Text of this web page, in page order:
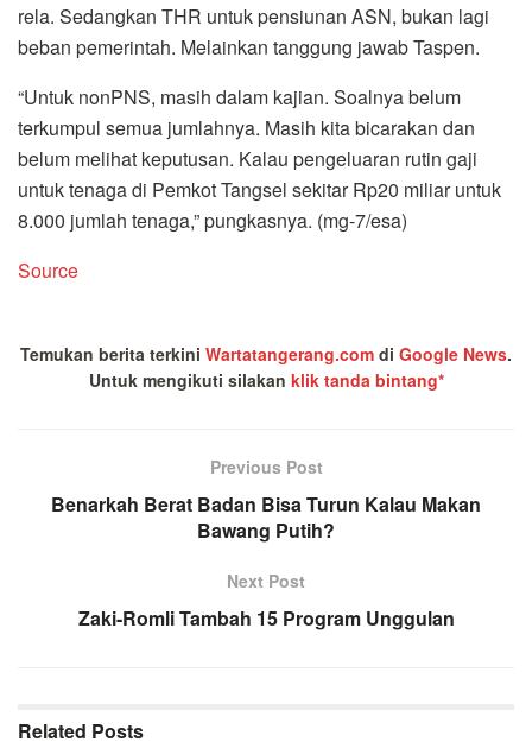
rela. Sedangkan THR untuk pensiunan ASN, bukan lagi
beban pemerintah. Melainkan tanggung jawab Taspen.
“Untuk nonPNS, masih dalam kajian. Soalnya belum
terkumpul semua jumlahnya. Masih kita bicarakan dan
belum melihat keputusan. Kalau pengeluaran rutin gaji
untuk tenaga di Pemkot Tangsel sekitar Rp20 miliar untuk
8.000 jumlah tenaga,” pungkasnya. (mg-7/esa)
Source
Temukan berita terkini Wartatangerang.com di Google News.
Untuk mengikuti silakan klik tanda bintang*
Previous Post
Benarkah Berat Badan Bisa Turun Kalau Makan
Bawang Putih?
Next Post
Zaki-Romli Tambah 15 Program Unggulan
Related Posts